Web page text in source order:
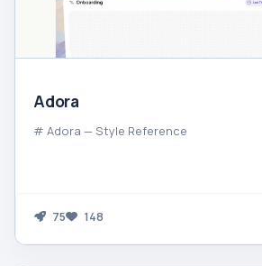
Adora
# Adora — Style Reference
75 148